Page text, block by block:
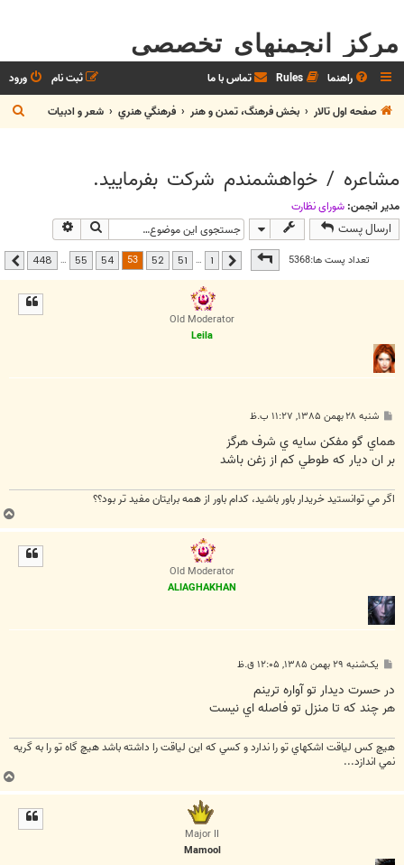
مرکز انجمنهای تخصصی
راهنما Rules تماس با ما ورود
ثبت نام
صفحه اول تالار
بخش فرهنگ، تمدن و هنر فرهنگي هنري شعر و ادبيات
ج
س
مشاعره / خواهشمندم شرکت بفرماييد.
مدیر انجمن: شوراي نظارت
ارسال پست جستجو
تعداد پست ها:5368
صفحه53از 448 قبلی …
51
52
53
54
55
…
448 بعدی
Old Moderator
Leila
پ
ت
شنبه ۲۸ بهمن ۱۳۸۵, ۱۱:۲۷ ب.ظ
هماي گو مفكن سايه ي شرف هرگز
بر ان ديار كه طوطي كم از زغن باشد
اگر مي توانستيد خريدار باور باشيد، كدام باور از همه برايتان مفيد تر بود؟؟
ب
ا
Old Moderator
ALIAGHAKHAN
پ
ت
یک‌شنبه ۲۹ بهمن ۱۳۸۵, ۱۲:۰۵ ق.ظ
در حسرت ديدار تو آواره ترينم
هر چند که تا منزل تو فاصله اي نيست
هيچ كس لياقت اشكهاي تو را ندارد و كسي كه اين لياقت را داشته باشد هيچ گاه تو را به گريه
نمي اندازد...
ب
ا
Major II
Mamool